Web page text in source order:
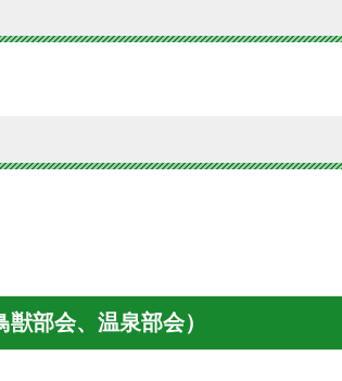
部会、温泉部会）